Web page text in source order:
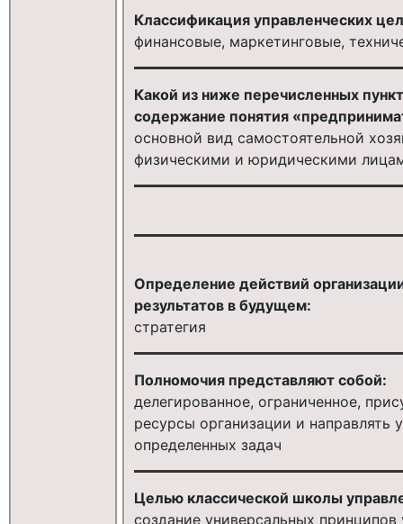
Классификация управленческих
финансовые, маркетинговые,
Какой из ниже перечисленных
содержание понятия
основной вид самостоятельной
физическими и юридическими
Определение действий
результатов в будущем:
стратегия
Полномочия представляют собой:
делегированное, ограниченное,
ресурсы организации и направлять
определенных задач
Целью классической школы
создание универсальных